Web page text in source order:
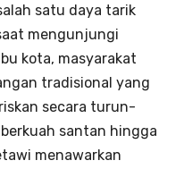
satu daya tarik
mengunjungi
kota, masyarakat
tradisional yang
secara turun-
santan hingga
menawarkan